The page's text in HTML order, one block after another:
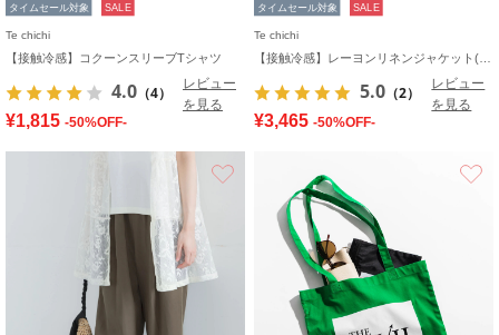
タイムセール対象 SALE
Te chichi
【接触冷感】コクーンスリーブTシャツ
4.0 （4）
レビュー
を見る
¥1,815 -50%OFF-
タイムセール対象 SALE
Te chichi
5.0 （2）
レビュー
を見る
¥3,465 -50%OFF-